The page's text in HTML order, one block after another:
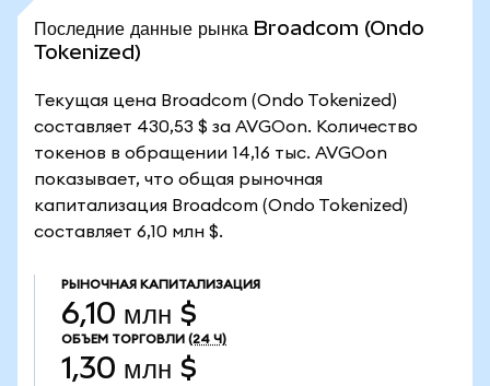
Последние данные рынка Broadcom (Ondo
Tokenized)
Текущая цена Broadcom (Ondo Tokenized)
составляет 430,53 $ за AVGOon. Количество
токенов в обращении 14,16 тыс. AVGOon
показывает, что общая рыночная
капитализация Broadcom (Ondo Tokenized)
составляет 6,10 млн $.
РЫНОЧНАЯ КАПИТАЛИЗАЦИЯ
6,10 млн $
ОБЪЕМ ТОРГОВЛИ (24 Ч)
1,30 млн $